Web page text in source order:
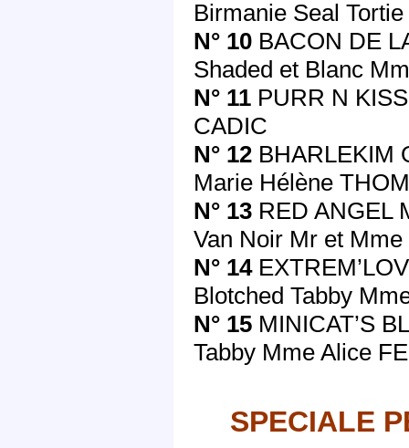
Birmanie Seal
N° 10 BACON DE
Shaded et Blanc
N° 11 PURR N
CADIC
N° 12 BHARLEKIM
Marie Hélène
N° 13 RED ANGEL
Van Noir Mr et
N° 14
Blotched Tabby
N° 15 MINICAT’S
Tabby Mme Alice
SPECIALE